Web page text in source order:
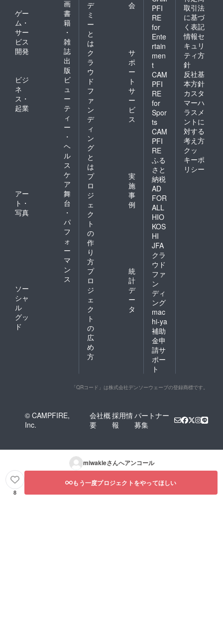
画
ゲー
ム・
サー
ビス
開発
書
籍
・
雑
誌
出
版
ビジ
ネ
ス・
起業
ビ
ュ
ー
テ
ィ
ー
・
ヘ
ル
ス
ケ
ア
アー
ト・
写真
舞
台
・
パ
フ
ォ
ー
マ
ン
ス
ソー
シャ
ル
グッ
ド
デ
ミ
ー
と
は
会
ク
ラ
ウ
ド
フ
ァ
ン
デ
ィ
ン
グ
と
は
サ
ポ
ー
ト
サ
ー
ビ
ス
プ
ロ
ジ
ェ
ク
ト
の
作
り
方
実
施
事
例
プ
ロ
ジ
ェ
ク
ト
の
広
め
方
統
計
デ
ー
タ
PFI
RE
for
Ente
rtain
men
t
CAM
PFI
RE
for
Spor
ts
CAM
PFI
RE
ふる
さと
納税
AD
FOR
ALL
HIO
KOS
HI
JFA
クラ
ウド
ファ
ン
ディ
ング
mac
hi-ya
補助
金申
請サ
ポー
ト
取引法
に基づ
く表記
情報セ
キュリ
ティ方
針
反社基
本方針
カスタ
マーハ
ラスメ
ントに
対する
考え方
クッ
キーポ
リシー
「QRコード」は株式会社デンソーウェーブの登録商標です。
© CAMPFIRE,
Inc.
会社概
要
採用情
報
パートナー
募集
miwakleさんへアンコール
8
もう一度プロジェクトをやってほしい